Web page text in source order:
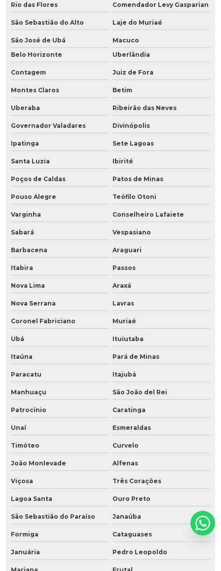
Rio das Flores Comendador Levy Gasparian
São Sebastião do Alto Laje do Muriaé
São José de Ubá
Macuco
Belo Horizonte
Uberlândia
Contagem Juiz de Fora
Montes Claros Betim
Uberaba Ribeirão das Neves
Governador Valadares Divinópolis
Ipatinga Sete Lagoas
Santa Luzia Ibirité
Poços de Caldas Patos de Minas
Pouso Alegre Teófilo Otoni
Varginha Conselheiro Lafaiete
Sabará Vespasiano
Barbacena Araguari
Itabira Passos
Nova Lima Araxá
Nova Serrana Lavras
Coronel Fabriciano Muriaé
Ubá Ituiutaba
Itaúna Pará de Minas
Paracatu Itajubá
Manhuaçu São João del Rei
Patrocínio Caratinga
Unaí Esmeraldas
Timóteo Curvelo
João Monlevade Alfenas
Viçosa Três Corações
Lagoa Santa Ouro Preto
São Sebastião do Paraíso Janaúba
Formiga Cataguases
Januária Pedro Leopoldo